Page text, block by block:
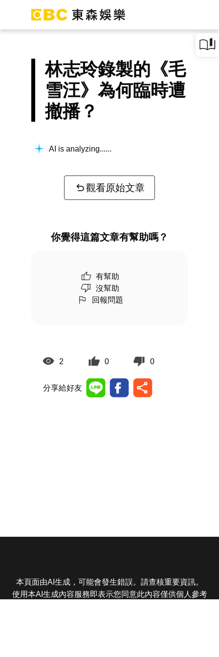
林志玲錄製的《毛
雪汪》為何臨時遭
撤播？
AI is analyzing...
觀看原始文章
你覺得這篇文章有幫助嗎？
有幫助
沒幫助
回報問題
2 0 0
分享給好友
本頁面由AI生成，可能會發生錯誤。請查核重要資訊。
使用本AI生成內容服務即表示您同意此內容僅供個人參考